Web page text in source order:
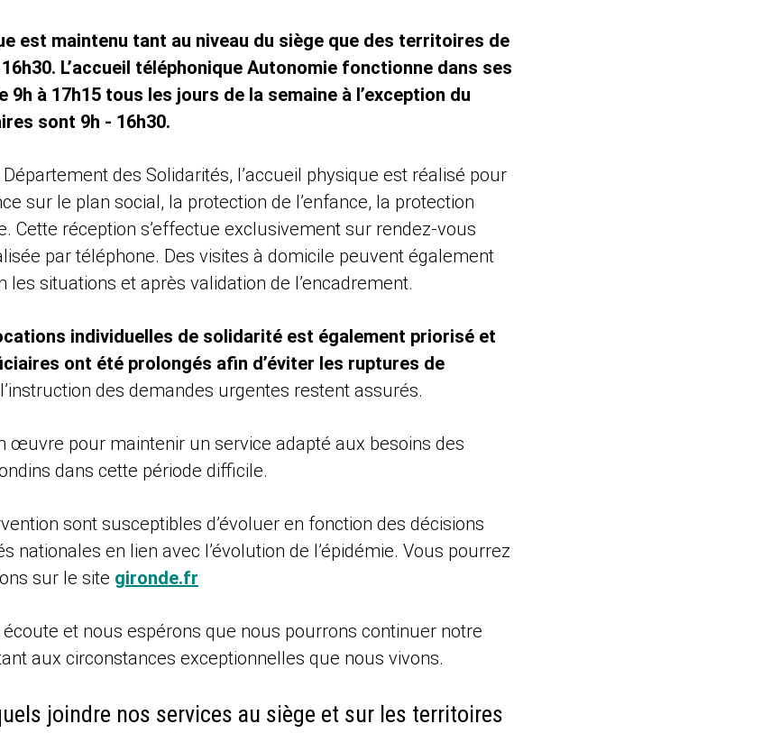
est maintenu tant au niveau du siège que des territoires de
L’accueil téléphonique Autonomie fonctionne dans ses
9h à 17h15 tous les jours de la semaine à l’exception du
sont 9h - 16h30.
des Solidarités, l’accueil physique est réalisé pour
sur le plan social, la protection de l’enfance, la protection
Cette réception s’effectue exclusivement sur rendez-vous
par téléphone. Des visites à domicile peuvent également
les situations et après validation de l’encadrement.
individuelles de solidarité est également priorisé et
ont été prolongés afin d’éviter les ruptures de
l’instruction des demandes urgentes restent assurés.
œuvre pour maintenir un service adapté aux besoins des
dans cette période difficile.
sont susceptibles d’évoluer en fonction des décisions
nationales en lien avec l’évolution de l’épidémie. Vous pourrez
sur le site gironde.fr
et nous espérons que nous pourrons continuer notre
aux circonstances exceptionnelles que nous vivons.
joindre nos services au siège et sur les territoires